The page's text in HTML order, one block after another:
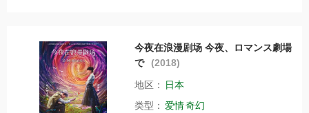
今夜在浪漫剧场 今夜、ロマンス劇場
で
(2018)
地区：
日本
类型： 爱情奇幻